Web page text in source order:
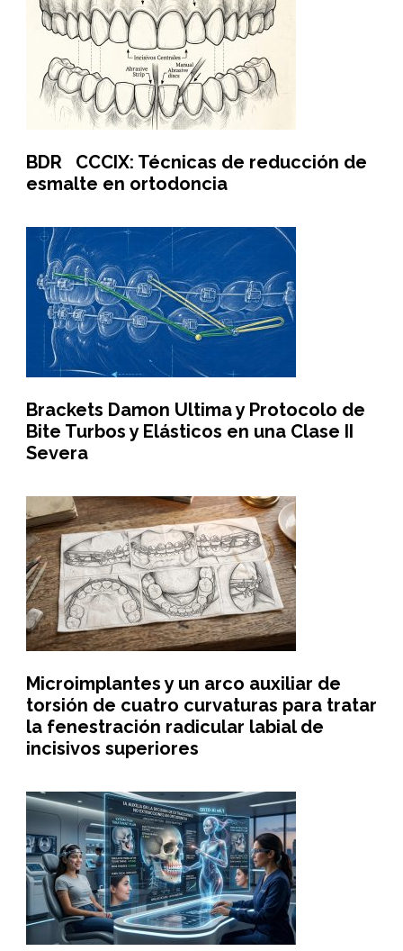
BDR CCCIX: Técnicas de reducción de
esmalte en ortodoncia
Brackets Damon Ultima y Protocolo de
Bite Turbos y Elásticos en una Clase II
Severa
Microimplantes y un arco auxiliar de
torsión de cuatro curvaturas para tratar
la fenestración radicular labial de
incisivos superiores